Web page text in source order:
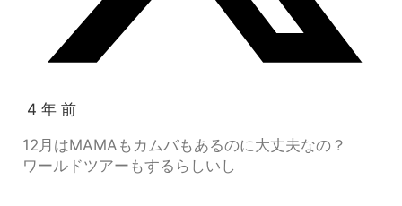
4 年 前
12月はMAMAもカムバもあるのに大丈夫なの？
ワールドツアーもするらしいし